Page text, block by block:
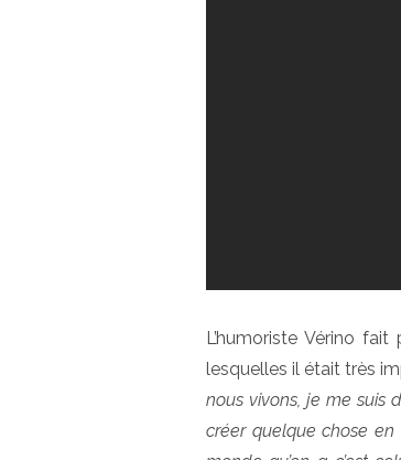
L’humoriste Vérino
lesquelles il était très
nous vivons, je me suis
créer quelque chose